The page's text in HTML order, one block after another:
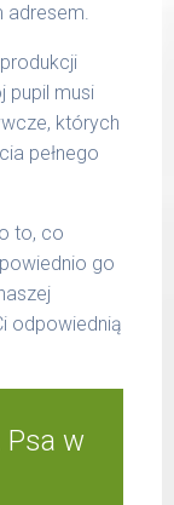
adresem.
pupil musi
których
pełnego
to, co
go
odpowiednią
Psa w